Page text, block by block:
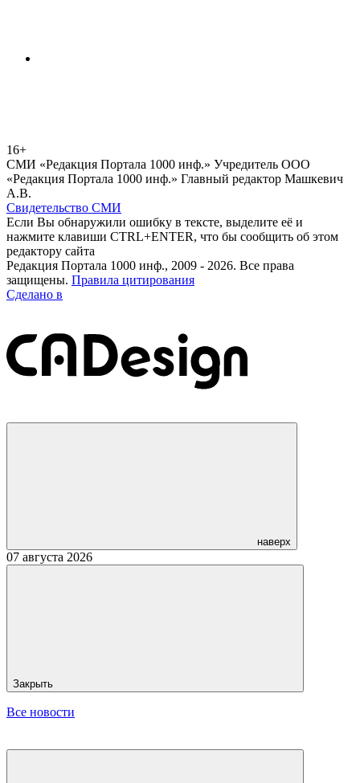
16+
СМИ «Редакция Портала 1000 инф.» Учредитель ООО
«Редакция Портала 1000 инф.» Главный редактор Машкевич
А.В.
Свидетельство СМИ
Если Вы обнаружили ошибку в тексте, выделите её и
нажмите клавиши CTRL+ENTER, что бы сообщить об этом
редактору сайта
Редакция Портала 1000 инф., 2009 - 2026. Все права
защищены. Правила цитирования
Сделано в
наверх
07 августа 2026
Закрыть
Все новости